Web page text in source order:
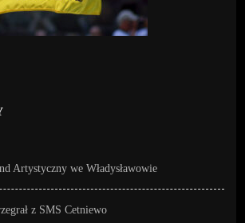
Artystyczny we Władysławowie
z SMS Cetniewo